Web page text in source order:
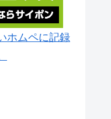
ホムペに記録